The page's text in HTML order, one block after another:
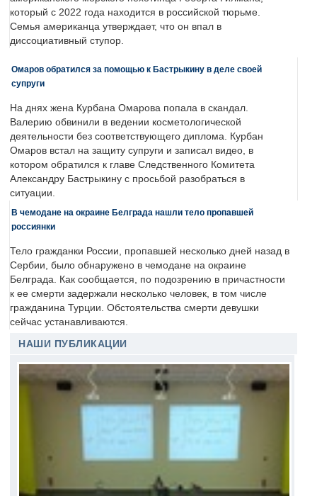
который с 2022 года находится в российской тюрьме.
Семья американца утверждает, что он впал в
диссоциативный ступор.
Омаров обратился за помощью к Бастрыкину в деле своей
супруги
На днях жена Курбана Омарова попала в скандал.
Валерию обвинили в ведении косметологической
деятельности без соответствующего диплома. Курбан
Омаров встал на защиту супруги и записал видео, в
котором обратился к главе Следственного Комитета
Александру Бастрыкину с просьбой разобраться в
ситуации.
В чемодане на окраине Белграда нашли тело пропавшей
россиянки
Тело гражданки России, пропавшей несколько дней назад в
Сербии, было обнаружено в чемодане на окраине
Белграда. Как сообщается, по подозрению в причастности
к ее смерти задержали несколько человек, в том числе
гражданина Турции. Обстоятельства смерти девушки
сейчас устанавливаются.
НАШИ ПУБЛИКАЦИИ